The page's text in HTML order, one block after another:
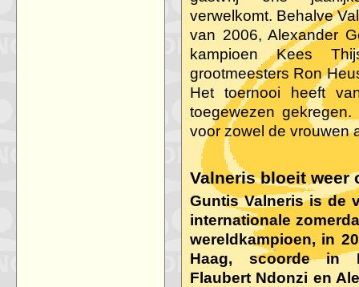
verwelkomt. Behalve
van 2006, Alexander
kampioen Kees
grootmeesters Ron
Het toernooi heeft
toegewezen
voor zowel de vrouwen
Valneris bloeit weer
Guntis Valneris is de
internationale
wereldkampioen, in
Haag, scoorde in
Flaubert Ndonzi en